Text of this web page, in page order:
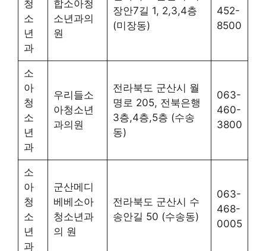
청
소
년
과
합소아청
소년과의
원
장안7길 1, 2,3,4층
(미장동)
452-
8500
소
아
청
소
년
과
우리들소
아청소년
과의원
전라북도 군산시 월
명로 205, 전북은행
3층,4층,5층 (수송
동)
063-
460-
3800
소
아
청
소
년
과
군산메디
베베소아
청소년과
의 원
전라북도 군산시 수
송안길 50 (수송동)
063-
468-
0005